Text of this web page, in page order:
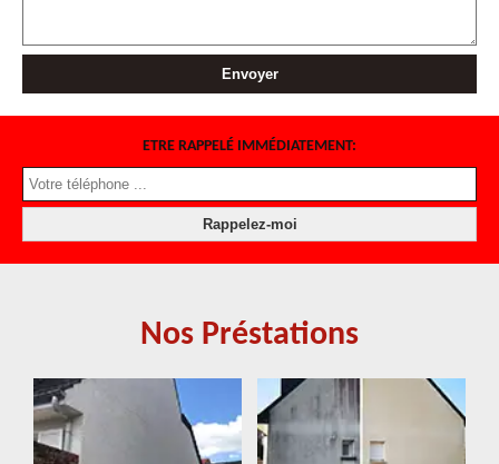
ETRE RAPPELÉ IMMÉDIATEMENT:
Nos Préstations